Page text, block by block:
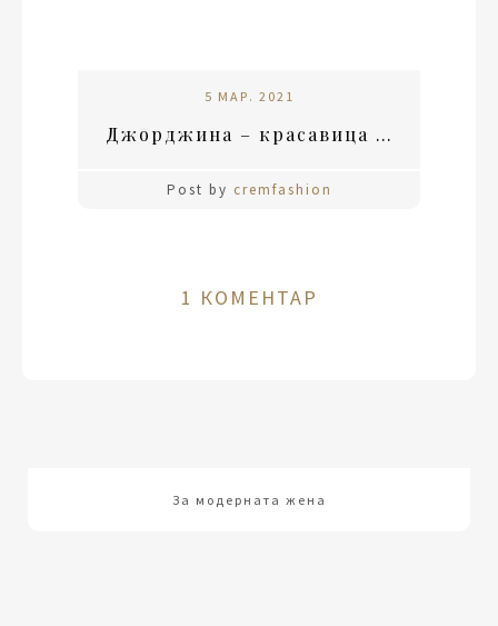
5 МАР. 2021
Джорджина – красавица или не?
Post by cremfashion
1 КОМЕНТАР
За модерната жена